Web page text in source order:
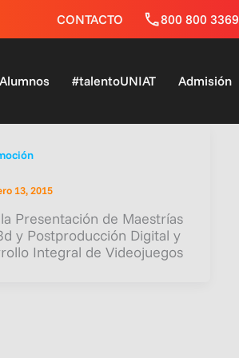
CONTACTO 800 800 3369
Alumnos #talentoUNIAT Admisión
13, 2015
Presentación de Maestrías
y Postproducción Digital y
Integral de Videojuegos